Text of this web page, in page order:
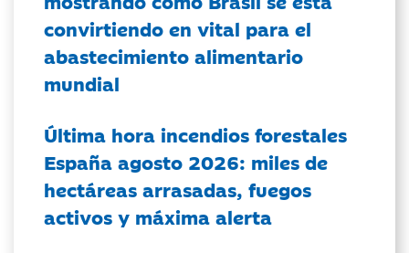
convirtiendo en vital para el
abastecimiento alimentario
mundial
Última hora incendios forestales
España agosto 2026: miles de
hectáreas arrasadas, fuegos
activos y máxima alerta